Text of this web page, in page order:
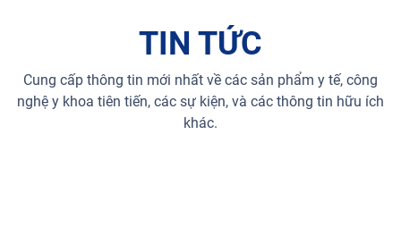
TIN TỨC
Cung cấp thông tin mới nhất về các sản phẩm y tế, công
nghệ y khoa tiên tiến, các sự kiện, và các thông tin hữu ích
khác.